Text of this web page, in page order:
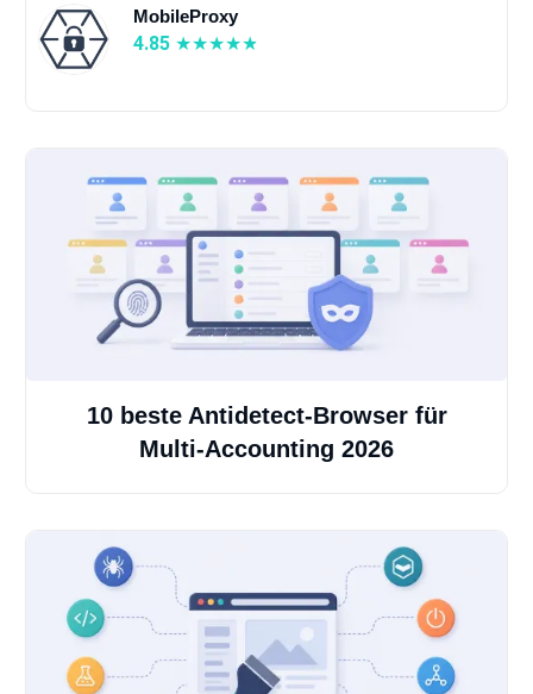
MobileProxy
4.85
10 beste Antidetect-Browser für
Multi-Accounting 2026